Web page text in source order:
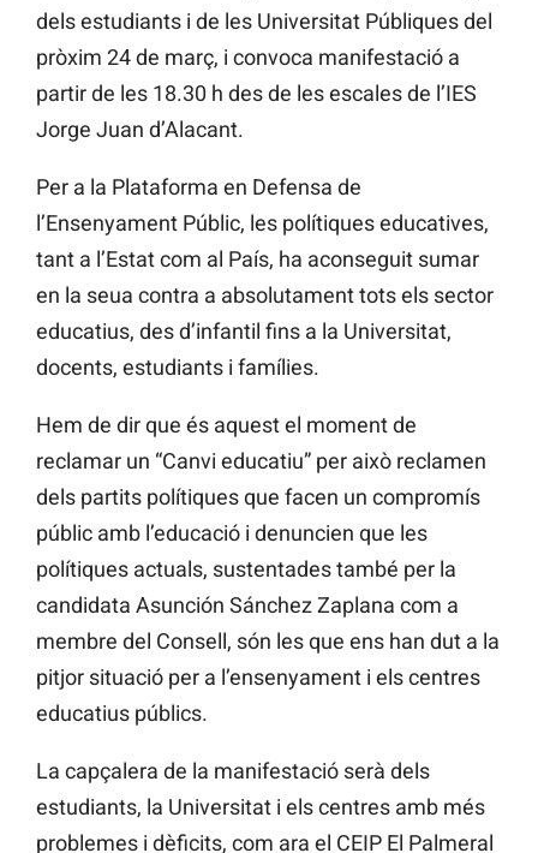
dels estudiants i de les Universitat Públiques del
pròxim 24 de març, i convoca manifestació a
partir de les 18.30 h des de les escales de l’IES
Jorge Juan d’Alacant.
Per a la Plataforma en Defensa de
l’Ensenyament Públic, les polítiques educatives,
tant a l’Estat com al País, ha aconseguit sumar
en la seua contra a absolutament tots els sector
educatius, des d’infantil fins a la Universitat,
docents, estudiants i famílies.
Hem de dir que és aquest el moment de
reclamar un “Canvi educatiu” per això reclamen
dels partits polítiques que facen un compromís
públic amb l’educació i denuncien que les
polítiques actuals, sustentades també per la
candidata Asunción Sánchez Zaplana com a
membre del Consell, són les que ens han dut a la
pitjor situació per a l’ensenyament i els centres
educatius públics.
La capçalera de la manifestació serà dels
estudiants, la Universitat i els centres amb més
problemes i dèficits, com ara el CEIP El Palmeral